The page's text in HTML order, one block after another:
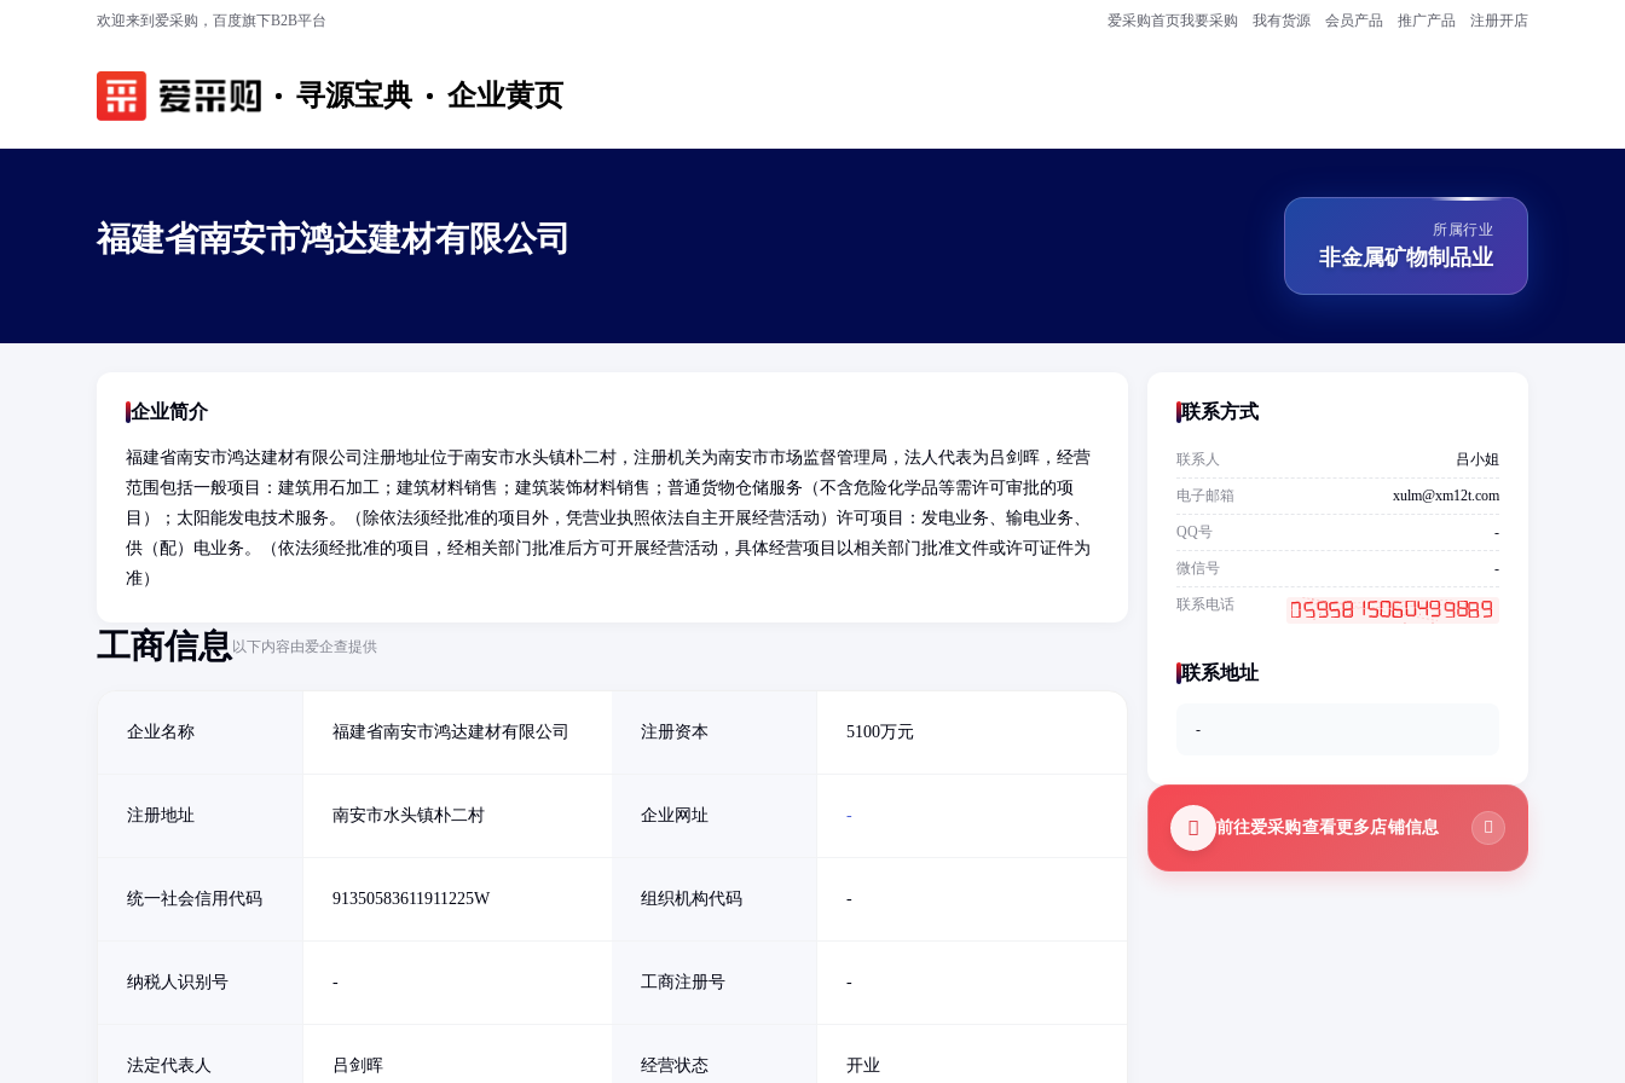
欢迎来到爱采购，百度旗下B2B平台 爱采购首页我要采购 我有货源 会员产品 推广产品 注册开店
寻源宝典 企业黄页
福建省南安市鸿达建材有限公司 所属行业
非金属矿物制品业
企业简介
福建省南安市鸿达建材有限公司注册地址位于南安市水头镇朴二村，注册机关为南安市市场监督管理局，法人代表为吕剑晖，经营
范围包括一般项目：建筑用石加工；建筑材料销售；建筑装饰材料销售；普通货物仓储服务（不含危险化学品等需许可审批的项
目）；太阳能发电技术服务。（除依法须经批准的项目外，凭营业执照依法自主开展经营活动）许可项目：发电业务、输电业务、
供（配）电业务。（依法须经批准的项目，经相关部门批准后方可开展经营活动，具体经营项目以相关部门批准文件或许可证件为
准）
工商信息以下内容由爱企查提供
企业名称 福建省南安市鸿达建材有限公司 注册资本 5100万元
注册地址 南安市水头镇朴二村 企业网址 -
统一社会信用代码 91350583611911225W 组织机构代码 -
纳税人识别号 - 工商注册号 -
法定代表人 吕剑晖 经营状态 开业
联系方式
联系人 吕小姐
电子邮箱 xulm@xm12t.com
QQ号 -
微信号 -
联系电话
联系地址
-
前往爱采购查看更多店铺信息